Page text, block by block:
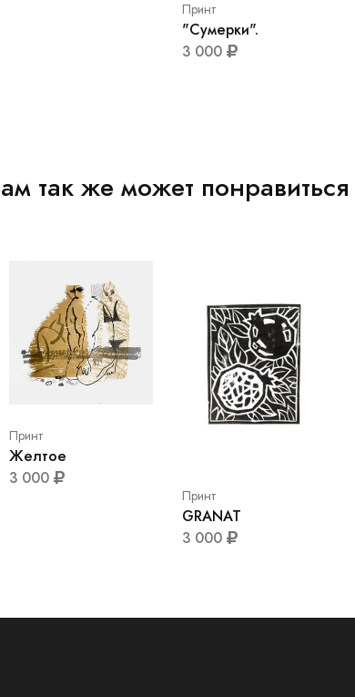
Принт
"Сумерки".
3 000
так же может понравиться
Принт
Желтое
3 000
Принт
GRANAT
3 000